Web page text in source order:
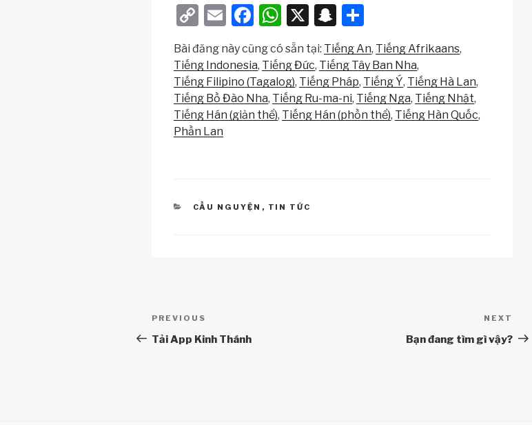
C
p
y
Li
n
E
m
ail
F
c
e
b
o
W
h
at
s
A
p
X
S
n
a
p
c
h
ar
e
Bài đăng này cũng có sẵn tại: Tiếng An Tiếng Afrikaans
Tiếng Indonesia Tiếng Đức Tiếng Tây Ban Nha
Tiếng Filipino (Tagalog) Tiếng Pháp Tiếng Ý Tiếng Hà Lan
Tiếng Bồ Đào Nha Tiếng Ru-ma-ni Tiếng Nga Tiếng Nhật
Tiếng Hán (giản thể) Tiếng Hán (phồn thể) Tiếng Hàn Quốc
Phần Lan
CATEGORIES
CẦU NGUYỆN , TIN TỨC
Điều
hướng
Previous
Post
PREVIOUS
Tải App Kinh Thánh
Post
NEXT
Bạn đang tìm gì vậy?